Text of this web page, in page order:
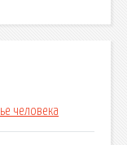
человека